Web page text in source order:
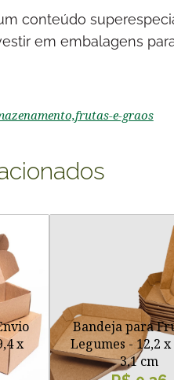
conteúdo
em embalagens
frutas-e-graos
x
Bandeja para
Legumes - 12,2 x
3,1 cm